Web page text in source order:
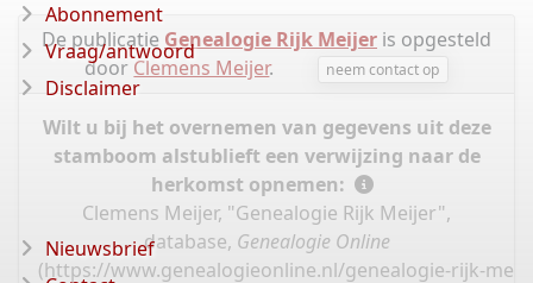
De publicatie Genealogie Rijk Meijer is opgesteld
door Clemens Meijer. neem contact op
Wilt u bij het overnemen van gegevens uit deze
stamboom alstublieft een verwijzing naar de
herkomst opnemen:
Clemens Meijer, "Genealogie Rijk Meijer",
database, Genealogie Online
(https://www.genealogieonline.nl/genealogie-rijk-
Abonnement
Vraag/antwoord
Disclaimer
Nieuwsbrief